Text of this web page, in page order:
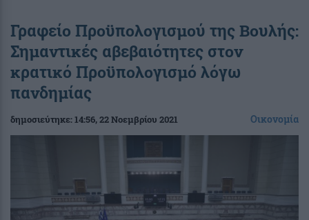
Γραφείο Προϋπολογισμού της Βουλής:
Σημαντικές αβεβαιότητες στον
κρατικό Προϋπολογισμό λόγω
πανδημίας
δημοσιεύτηκε:14:56, 22 Νοεμβρίου 2021 Οικονομία